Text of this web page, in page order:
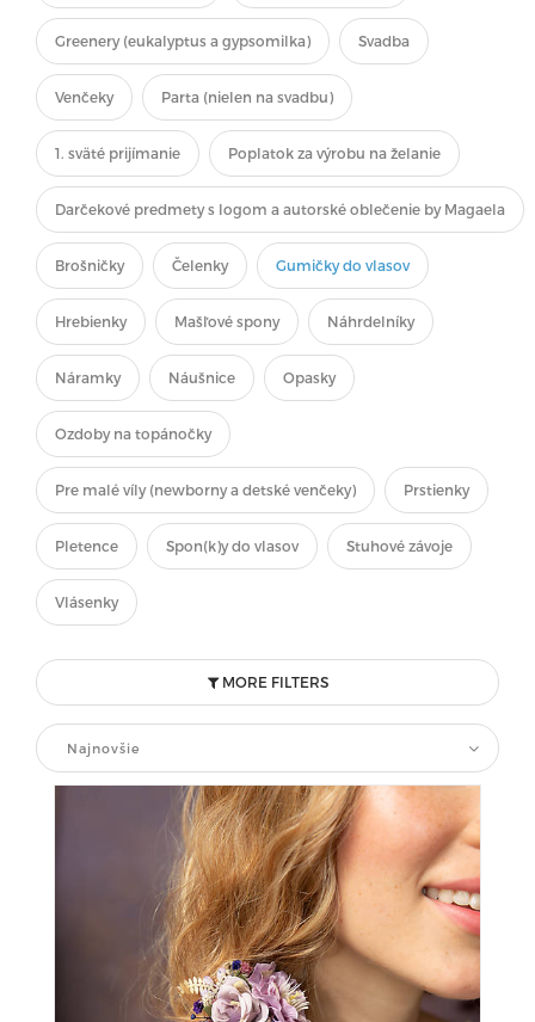
Greenery (eukalyptus a gypsomilka) Svadba
Venčeky Parta (nielen na svadbu)
1. sväté prijímanie Poplatok za výrobu na želanie
Darčekové predmety s logom a autorské oblečenie by Magaela
Brošničky Čelenky Gumičky do vlasov
Hrebienky Mašľové spony Náhrdelníky
Náramky Náušnice Opasky
Ozdoby na topánočky
Pre malé víly (newborny a detské venčeky) Prstienky
Pletence Spon(k)y do vlasov Stuhové závoje
Vlásenky
MORE FILTERS
Najnovšie